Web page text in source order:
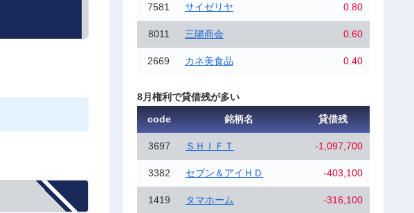
7581 サイゼリヤ 0.80
8011 三陽商会 0.60
2669 カネ美食品 0.40
8月権利で貸借残が多い
code
銘柄名 貸借残
3697 ＳＨＩＦＴ -1,097,700
3382 セブン＆アイＨＤ -403,100
1419 タマホーム -316,100